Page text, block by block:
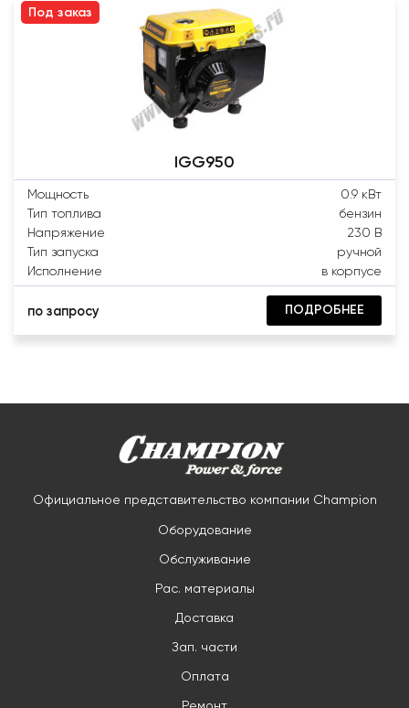
Под заказ
IGG950
Мощность
0.9 кВт
Тип топлива
бензин
Напряжение
230 В
Тип запуска
ручной
Исполнение
в корпусе
по запросу ПОДРОБНЕЕ
Официальное представительство компании Champion
Оборудование
Обслуживание
Рас. материалы
Доставка
Зап. части
Оплата